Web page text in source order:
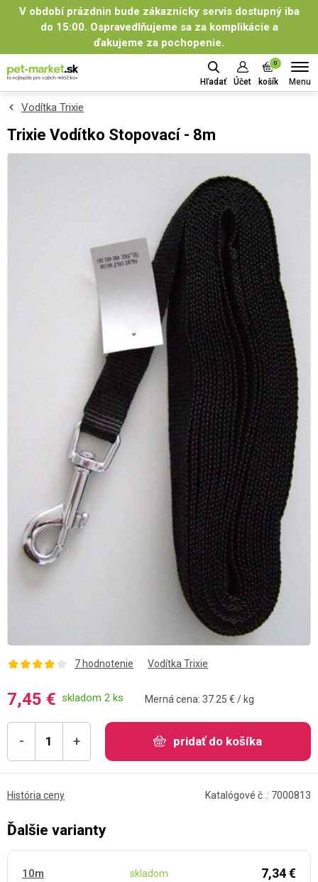
V období prázdnin bude zákaznícky servis dostupný iba
do 15:00. Ospravedlňujeme sa za komplikácie a
ďakujeme za pochopenie.
Hľadať Účet
0
košík Menu
Vodítka Trixie
Trixie Vodítko Stopovací - 8m
7 hodnotenie Vodítka Trixie
7,45 € skladom 2 ks Merná cena: 37.25 € / kg
- + pridať do košíka
História ceny Katalógové č .: 7000813
Ďalšie varianty
10m skladom 7,34 €